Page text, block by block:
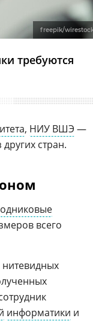
freepik/
требуются
, НИУ ВШЭ —
стран.
всего
информатики и